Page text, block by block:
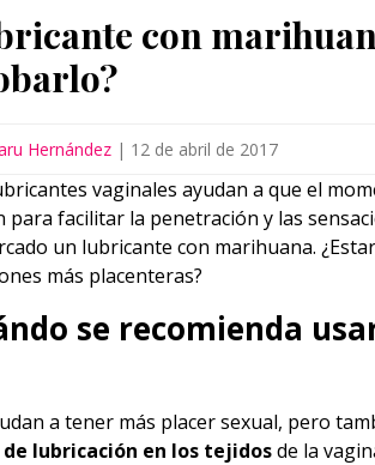
con
Hernández | 12 de abril de 2017
vaginales ayudan a que el
para facilitar la penetración y las
un lubricante con marihuana.
más placenteras?
se recomienda
a tener más placer sexual, pero
lubricación en los tejidosde la